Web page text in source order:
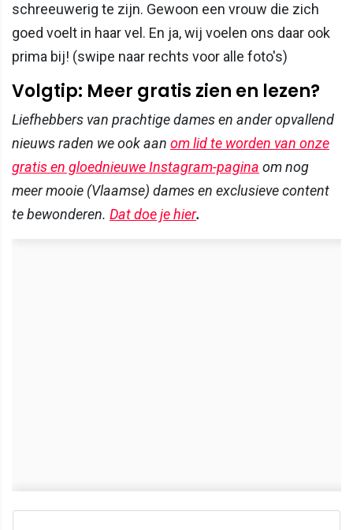
schreeuwerig te zijn. Gewoon een vrouw die zich
goed voelt in haar vel. En ja, wij voelen ons daar ook
prima bij! (swipe naar rechts voor alle foto's)
Volgtip: Meer gratis zien en lezen?
Liefhebbers van prachtige dames en ander opvallend
nieuws raden we ook aan om lid te worden van onze
gratis en gloednieuwe Instagram-pagina om nog
meer mooie (Vlaamse) dames en exclusieve content
te bewonderen. Dat doe je hier.